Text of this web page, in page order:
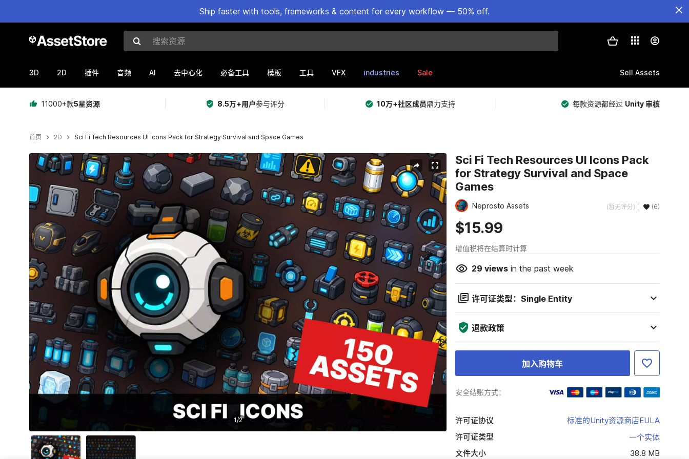
Ship faster with tools, frameworks & content for every workflow — 50% off.
搜索资源
3D 2D 插件 音频 AI 去中心化 必备工具 模板 工具 VFX industries Sale Sell Assets
11000+款5星资源 8.5万+用户参与评分 10万+社区成员鼎力支持 每款资源都经过 Unity 审核
首页 2D Sci Fi Tech Resources UI Icons Pack for Strategy Survival and Space Games
当前幻灯片：1 / 2
1/2
Sci Fi Tech Resources UI Icons Pack
for Strategy Survival and Space
Games
Neprosto Assets (暂无评分) (6)
$15.99
增值税将在结算时计算
29 viewsin the past week
许可证类型：Single Entity
退款政策
加入购物车
安全结账方式：
许可证协议
标准的Unity资源商店EULA
许可证类型
一个实体
文件大小
38.8 MB